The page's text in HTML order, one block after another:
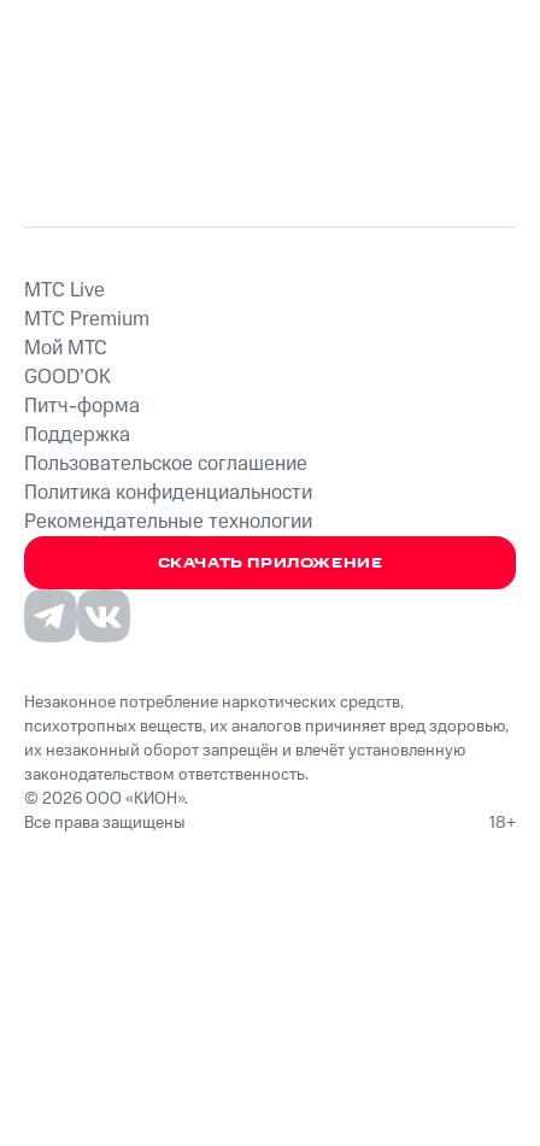
СКАЧАТЬ ПРИЛОЖЕНИЕ
MTС Live
MTС Premium
Мой МТС
GOOD’OK
Питч-форма
Поддержка
Пользовательское соглашение
Политика конфиденциальности
Рекомендательные технологии
Незаконное потребление наркотических средств,
психотропных веществ, их аналогов причиняет вред здоровью,
их незаконный оборот запрещён и влечёт установленную
законодательством ответственность.
© 2026 ООО «КИОН».
Все права защищены
18+